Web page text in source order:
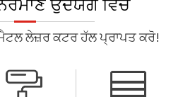
ਉਦਯੋਗ ਵਿੱਚ
ਲੇਜ਼ਰ ਕਟਰ ਹੱਲ ਪ੍ਰਾਪਤ ਕਰੋ!